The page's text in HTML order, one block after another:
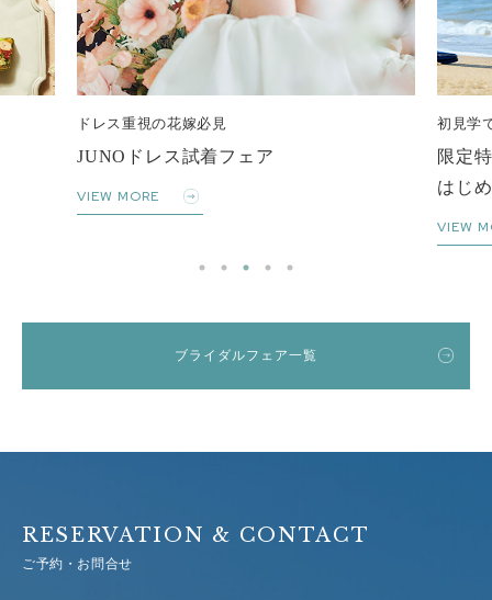
ドレス重視の花嫁必見
JUNOドレス試着フェア
VIEW MORE
初見学で
限定特
はじめ
VIEW
ブライダルフェア一覧
RESERVATION & CONTACT
ご予約・お問合せ